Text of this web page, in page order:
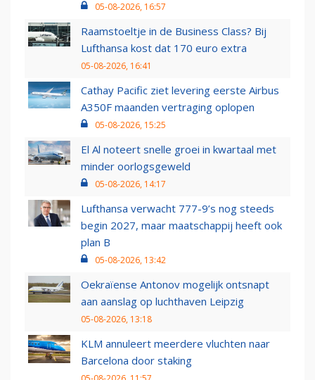
05-08-2026, 16:57
Raamstoeltje in de Business Class? Bij
Lufthansa kost dat 170 euro extra
05-08-2026, 16:41
Cathay Pacific ziet levering eerste Airbus
A350F maanden vertraging oplopen
05-08-2026, 15:25
El Al noteert snelle groei in kwartaal met
minder oorlogsgeweld
05-08-2026, 14:17
Lufthansa verwacht 777-9’s nog steeds
begin 2027, maar maatschappij heeft ook
plan B
05-08-2026, 13:42
Oekraïense Antonov mogelijk ontsnapt
aan aanslag op luchthaven Leipzig
05-08-2026, 13:18
KLM annuleert meerdere vluchten naar
Barcelona door staking